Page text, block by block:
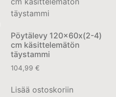
Pöytälevy 120x60x(2-4)
cm käsittelemätön
täystammi
104,99 €
Lisää ostoskoriin